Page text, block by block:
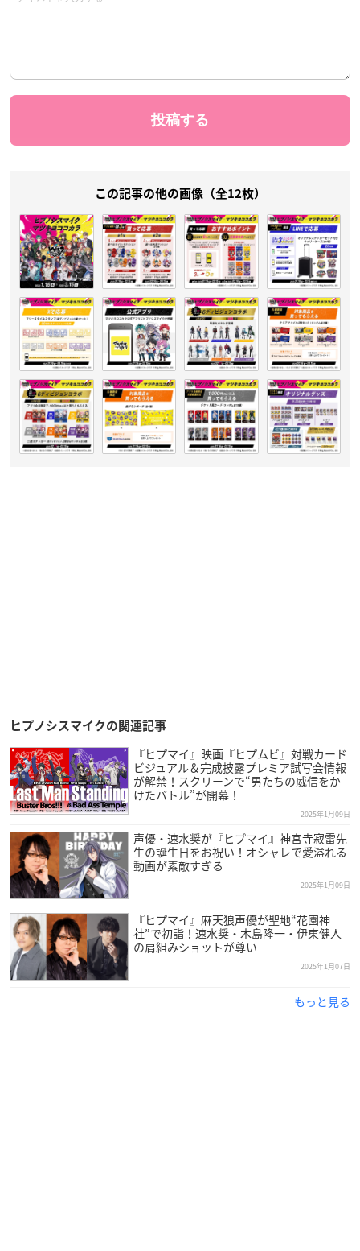
この記事の他の画像（全12枚）
ヒプノシスマイクの関連記事
『ヒプマイ』映画『ヒプムビ』対戦カード
ビジュアル＆完成披露プレミア試写会情報
が解禁！スクリーンで“男たちの威信をか
けたバトル”が開幕！
2025年1月09日
声優・速水奨が『ヒプマイ』神宮寺寂雷先
生の誕生日をお祝い！オシャレで愛溢れる
動画が素敵すぎる
2025年1月09日
『ヒプマイ』麻天狼声優が聖地“花園神
社”で初詣！速水奨・木島隆一・伊東健人
の肩組みショットが尊い
2025年1月07日
もっと見る